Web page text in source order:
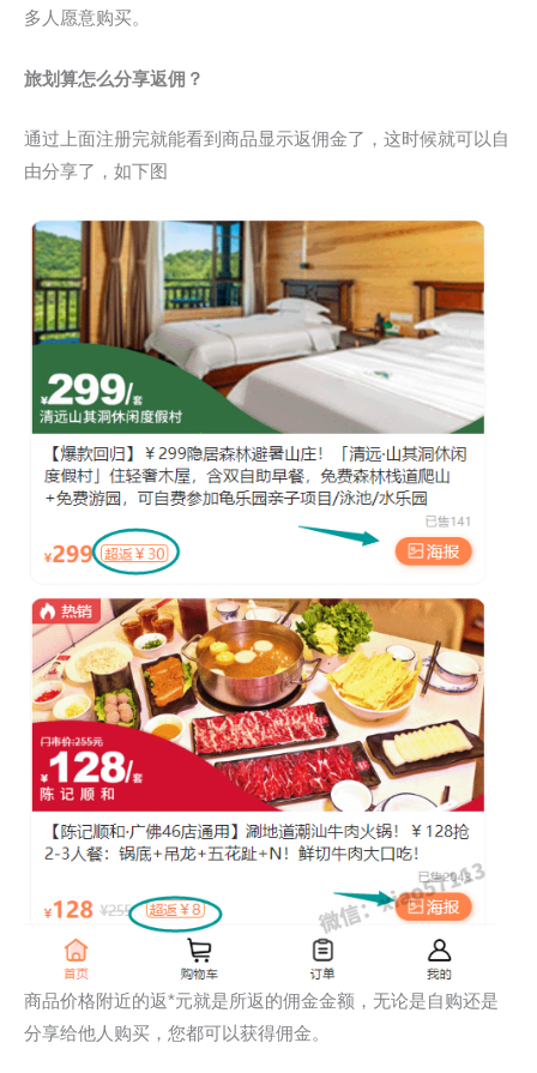
多人愿意购买。
旅划算怎么分享返佣？
通过上面注册完就能看到商品显示返佣金了，这时候就可以自
由分享了，如下图
商品价格附近的返*元就是所返的佣金金额，无论是自购还是
分享给他人购买，您都可以获得佣金。